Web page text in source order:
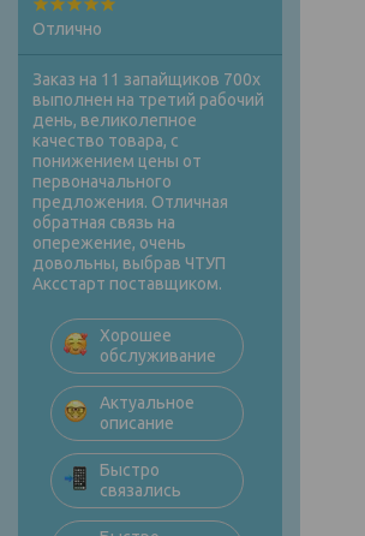
Отлично
Заказ на 11 запайщиков 700х
выполнен на третий рабочий
день, великолепное
качество товара, с
понижением цены от
первоначального
предложения. Отличная
обратная связь на
опережение, очень
довольны, выбрав ЧТУП
Аксстарт поставщиком.
Хорошее
обслуживание
Актуальное
описание
Быстро
связались